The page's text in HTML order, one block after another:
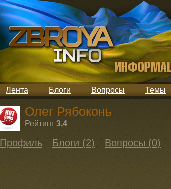
Лента Блоги Вопросы Темы
Олег Рябоконь
Рейтинг 3,4
Профиль Блоги (2) Вопросы (0)